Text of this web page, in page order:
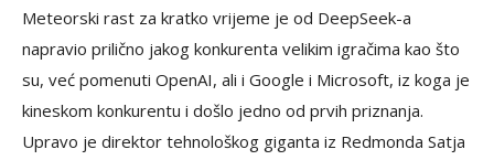
Meteorski rast za kratko vrijeme je od DeepSeek-a
napravio prilično jakog konkurenta velikim igračima kao što
su, već pomenuti OpenAI, ali i Google i Microsoft, iz koga je
kineskom konkurentu i došlo jedno od prvih priznanja.
Upravo je direktor tehnološkog giganta iz Redmonda Satja